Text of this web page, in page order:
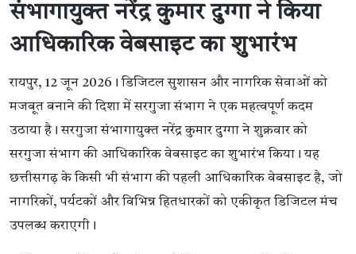
संभागायुक्त नरेंद्र कुमार दुग्गा ने किया
आधिकारिक वेबसाइट का शुभारंभ
रायपुर, 12 जून 2026। डिजिटल सुशासन और नागरिक सेवाओं को
मजबूत बनाने की दिशा में सरगुजा संभाग ने एक महत्वपूर्ण कदम
उठाया है। सरगुजा संभागायुक्त नरेंद्र कुमार दुग्गा ने शुक्रवार को
सरगुजा संभाग की आधिकारिक वेबसाइट का शुभारंभ किया। यह
छत्तीसगढ़ के किसी भी संभाग की पहली आधिकारिक वेबसाइट है, जो
नागरिकों, पर्यटकों और विभिन्न हितधारकों को एकीकृत डिजिटल मंच
उपलब्ध कराएगी।